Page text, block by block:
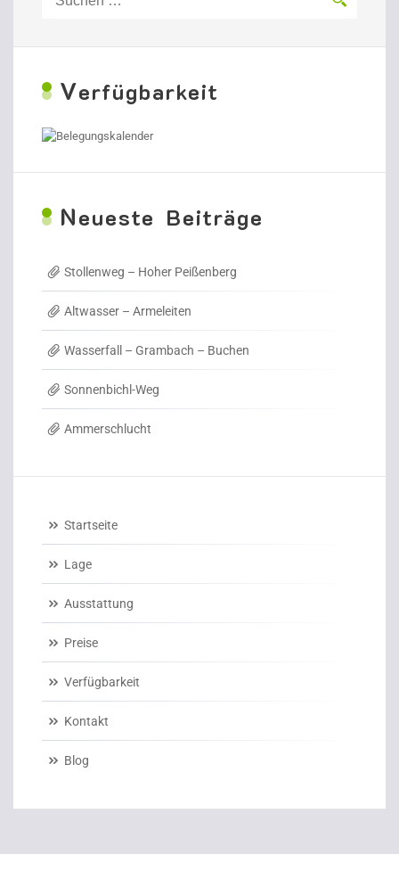
nach:
Verfügbarkeit
Neueste Beiträge
Stollenweg – Hoher Peißenberg
Altwasser – Armeleiten
Wasserfall – Grambach – Buchen
Sonnenbichl-Weg
Ammerschlucht
Startseite
Lage
Ausstattung
Preise
Verfügbarkeit
Kontakt
Blog